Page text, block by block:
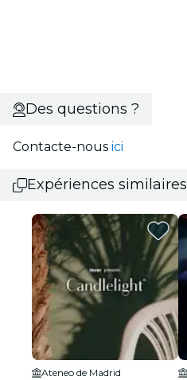
Des questions ?
Contacte-nous ici
Expériences similaires
Ateneo de Madrid